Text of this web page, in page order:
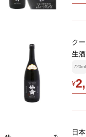
ク
生
720ml
¥
日